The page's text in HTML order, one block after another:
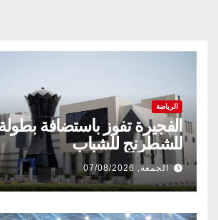
الرياضة
الفجيرة تفوز باستضافة بطولة
للشطرنج للشباب
الجمعة, 07/08/2026